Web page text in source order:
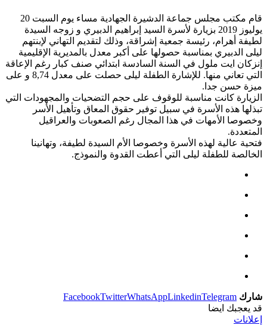
قام مكتب مجلس جماعة الدشيرة الجهادية مساء يوم السبت 20
يوليوز 2019 بزيارة لأسرة السيد إبراهيم الدبيري و زوجه السيدة
لطيفة أهرام، رئيسة جمعية إشراقة، وذلك لتقديم التهاني لإبنتهم
ليلى الدبيري بمناسبة حصولها على أكبر معدل بالمديرية الإقليمية
إنزكان ايت ملول في السنة السادسة ابتدائي صنف كبار رغم الإعاقة
التي تعاني منها. للإشارة الطفلة ليلى حصلت على معدل 8,74 و على
ميزة حسن جدا.
الزيارة كانت مناسبة للوقوف على حجم التضحيات والمجهودات التي
تبذلها هذه الأسرة في سبيل توفير حقوق المعاق وتأهيل الأسر
وخصوصا الأمهات في هذا المجال رغم الصعوبات والعراقيل
المتعددة.
فتحية عالية لهذه الأسرة وخصوصا الأم السيدة لطيفة، وتهانينا
الخالصة للطفلة ليلى التي أعطت القدوة والنموذج.
شارك FacebookTwitterWhatsAppLinkedinTelegram
قد يعجبك ايضا
إعلانات